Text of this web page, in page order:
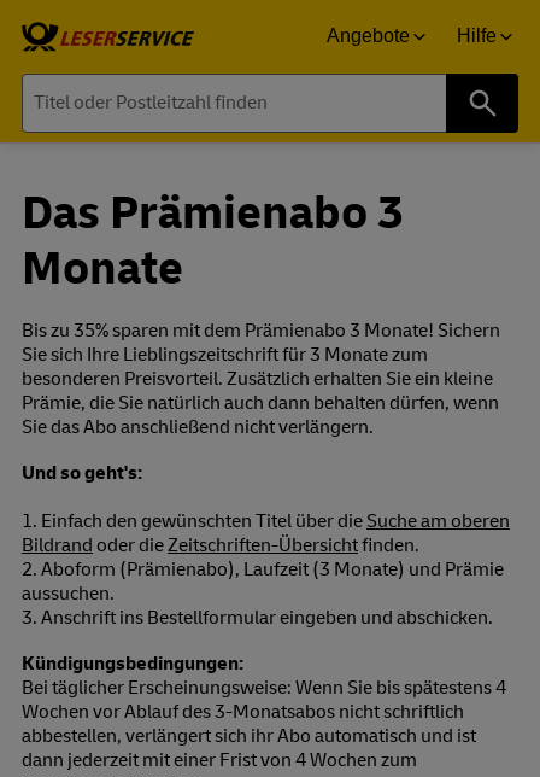
Angebote Hilfe
Das Prämienabo 3
Monate
Bis zu 35% sparen mit dem Prämienabo 3 Monate! Sichern
Sie sich Ihre Lieblingszeitschrift für 3 Monate zum
besonderen Preisvorteil. Zusätzlich erhalten Sie ein kleine
Prämie, die Sie natürlich auch dann behalten dürfen, wenn
Sie das Abo anschließend nicht verlängern.
Und so geht's:
1. Einfach den gewünschten Titel über die Suche am oberen
Bildrand oder dieZeitschriften-Übersichtfinden.
2. Aboform (Prämienabo), Laufzeit (3 Monate) und Prämie
aussuchen.
3. Anschrift ins Bestellformular eingeben und abschicken.
Kündigungsbedingungen:
Bei täglicher Erscheinungsweise: Wenn Sie bis spätestens 4
Wochen vor Ablauf des 3-Monatsabos nicht schriftlich
abbestellen, verlängert sich ihr Abo automatisch und ist
dann jederzeit mit einer Frist von 4 Wochen zum